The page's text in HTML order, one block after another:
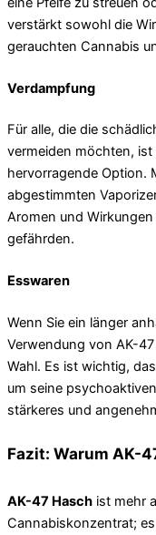
verstärkt sowohl die
gerauchten Cannabis
Verdampfung
Für alle, die die
vermeiden möchten,
hervorragende Option.
abgestimmten
Aromen und
gefährden.
Esswaren
Wenn Sie ein länger
Verwendung von AK-
Wahl. Es ist wichtig,
um seine
stärkeres und
Fazit: Warum AK-
AK-47 Hasch ist mehr
Cannabiskonzentrat;